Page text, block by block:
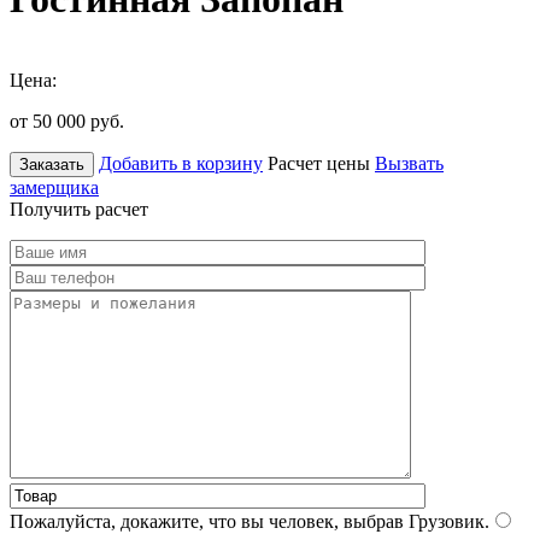
Цена:
от 50 000 руб.
Заказать Добавить в корзину Расчет цены Вызвать
замерщика
Получить расчет
Пожалуйста, докажите, что вы человек, выбрав Грузовик.